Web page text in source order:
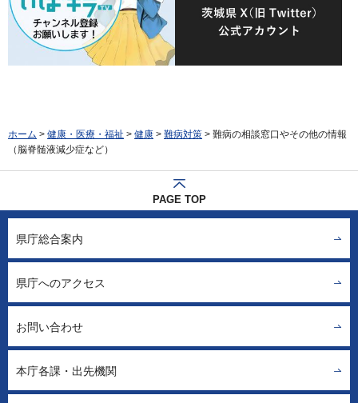
ホーム > 健康・医療・福祉 > 健康 > 難病対策 > 難病の相談窓口やその他の情報
（脳脊髄液減少症など）
PAGE TOP
県庁総合案内
県庁へのアクセス
お問い合わせ
本庁各課・出先機関